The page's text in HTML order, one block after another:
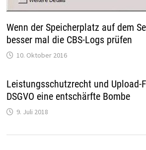
Wenn der Speicherplatz auf dem
besser mal die CBS-Logs prüfen
10. Oktober 2016
Leistungsschutzrecht und Upload-
DSGVO eine entschärfte Bombe
9. Juli 2018